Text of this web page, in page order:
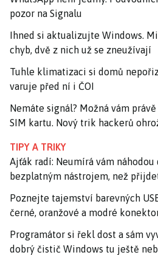
pozor na Signalu
Ihned si aktualizujte Windows.
chyb, dvě z nich už se zneužívají
Tuhle klimatizaci si domů
varuje před ní i ČOI
Nemáte signál? Možná vám
SIM kartu. Nový trik hackerů
TIPY A TRIKY
Ajťák radí: Neumírá vám
bezplatným nástrojem, než
Poznejte tajemství barevných
černé, oranžové a modré
Programátor si řekl dost a sám
dobrý čistič Windows tu ještě